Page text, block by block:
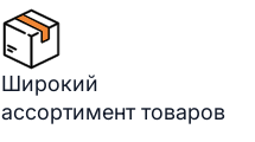
Широкий
ассортимент товаров